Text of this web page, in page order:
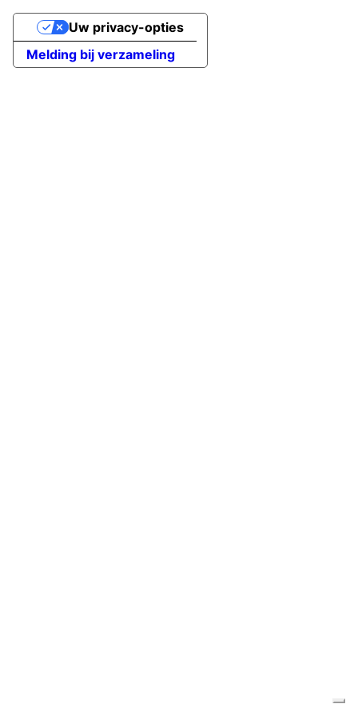
Melding bij verzameling
Uw privacy-opties